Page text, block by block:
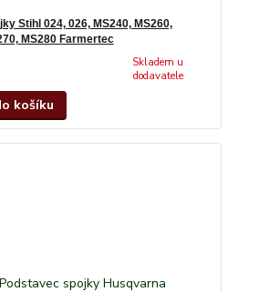
Stihl 024, 026, MS240, MS260,
MS280 Farmertec
Skladem u
dodavatele
košíku